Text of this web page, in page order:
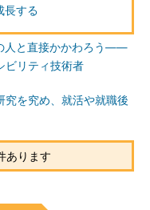
長する
人と直接かかわろう――
ビリティ技術者
究を究め、就活や就職後
あります